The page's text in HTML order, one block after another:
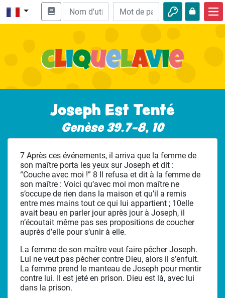
Enseignement biblique
Nature
Aventures
Loisirs
Joseph Est Tenté
Genèse 39.7-8, 10
7 Après ces événements, il arriva que la femme de
son maître porta les yeux sur Joseph et dit :
“Couche avec moi !” 8 Il refusa et dit à la femme de
son maître : Voici qu’avec moi mon maître ne
s’occupe de rien dans la maison et qu’il a remis
entre mes mains tout ce qui lui appartient ; 10elle
avait beau en parler jour après jour à Joseph, il
n’écoutait même pas ses propositions de coucher
auprès d’elle pour s’unir à elle.
La femme de son maître veut faire pécher Joseph.
Lui ne veut pas pécher contre Dieu, alors il s’enfuit.
La femme prend le manteau de Joseph pour mentir
contre lui. Il est jeté en prison. Dieu est là, avec lui
dans la prison.